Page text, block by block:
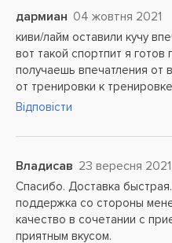
дармиан 04 жовтня 2021
киви/лайм оставили кучу
вот такой спортпит я готов
получаешь впечатления от
от тренировки к
Відповісти
Владисав 23 вересня 2021
Спасибо. Доставка
поддержка со стороны
качество в сочетании с
приятным вкусом.